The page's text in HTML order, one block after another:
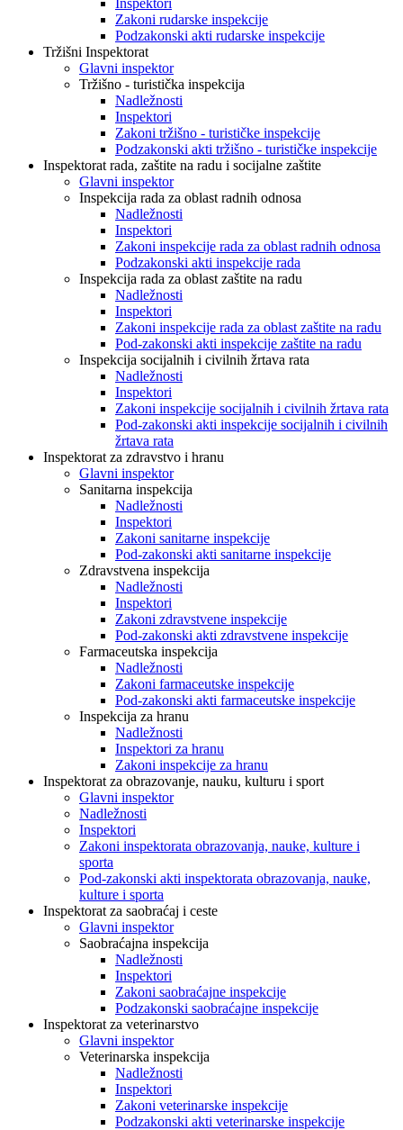
Inspektori
Zakoni rudarske inspekcije
Podzakonski akti rudarske inspekcije
Tržišni Inspektorat
Glavni inspektor
Tržišno - turistička inspekcija
Nadležnosti
Inspektori
Zakoni tržišno - turističke inspekcije
Podzakonski akti tržišno - turističke inspekcije
Inspektorat rada, zaštite na radu i socijalne zaštite
Glavni inspektor
Inspekcija rada za oblast radnih odnosa
Nadležnosti
Inspektori
Zakoni inspekcije rada za oblast radnih odnosa
Podzakonski akti inspekcije rada
Inspekcija rada za oblast zaštite na radu
Nadležnosti
Inspektori
Zakoni inspekcije rada za oblast zaštite na radu
Pod-zakonski akti inspekcije zaštite na radu
Inspekcija socijalnih i civilnih žrtava rata
Nadležnosti
Inspektori
Zakoni inspekcije socijalnih i civilnih žrtava rata
Pod-zakonski akti inspekcije socijalnih i civilnih
žrtava rata
Inspektorat za zdravstvo i hranu
Glavni inspektor
Sanitarna inspekcija
Nadležnosti
Inspektori
Zakoni sanitarne inspekcije
Pod-zakonski akti sanitarne inspekcije
Zdravstvena inspekcija
Nadležnosti
Inspektori
Zakoni zdravstvene inspekcije
Pod-zakonski akti zdravstvene inspekcije
Farmaceutska inspekcija
Nadležnosti
Zakoni farmaceutske inspekcije
Pod-zakonski akti farmaceutske inspekcije
Inspekcija za hranu
Nadležnosti
Inspektori za hranu
Zakoni inspekcije za hranu
Inspektorat za obrazovanje, nauku, kulturu i sport
Glavni inspektor
Nadležnosti
Inspektori
Zakoni inspektorata obrazovanja, nauke, kulture i
sporta
Pod-zakonski akti inspektorata obrazovanja, nauke,
kulture i sporta
Inspektorat za saobraćaj i ceste
Glavni inspektor
Saobraćajna inspekcija
Nadležnosti
Inspektori
Zakoni saobraćajne inspekcije
Podzakonski saobraćajne inspekcije
Inspektorat za veterinarstvo
Glavni inspektor
Veterinarska inspekcija
Nadležnosti
Inspektori
Zakoni veterinarske inspekcije
Podzakonski akti veterinarske inspekcije